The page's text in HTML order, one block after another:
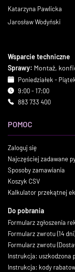
Katarzyna Pawlicka
Jarosław Wodyński
Wsparcie techniczne
Sprawy: Montaż,
Poniedziałek -
9:00 - 17:00
883 733 400
POMOC
Zaloguj się
Najczęściej zadawane
Sposoby zamawiania
Koszyk CSV
Kalkulator przekątnej
Do pobrania
Formularz zgłoszenia
Formularz zwrotu (14 dni)
Formularz zwrotu
Instrukcja: uszkodzona
Instrukcja: kody